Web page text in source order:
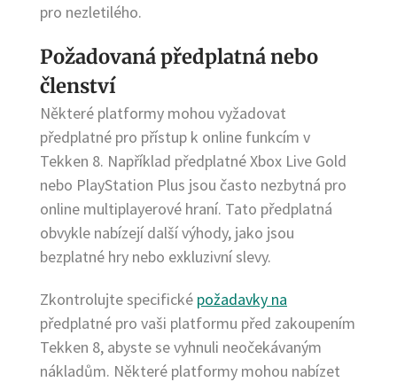
pro nezletilého.
Požadovaná předplatná nebo
členství
Některé platformy mohou vyžadovat
předplatné pro přístup k online funkcím v
Tekken 8. Například předplatné Xbox Live Gold
nebo PlayStation Plus jsou často nezbytná pro
online multiplayerové hraní. Tato předplatná
obvykle nabízejí další výhody, jako jsou
bezplatné hry nebo exkluzivní slevy.
Zkontrolujte specifické požadavky na
předplatné pro vaši platformu před zakoupením
Tekken 8, abyste se vyhnuli neočekávaným
nákladům. Některé platformy mohou nabízet